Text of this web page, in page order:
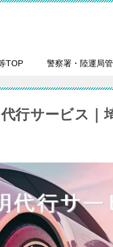
TOP 警察署・陸運局
行サービス｜